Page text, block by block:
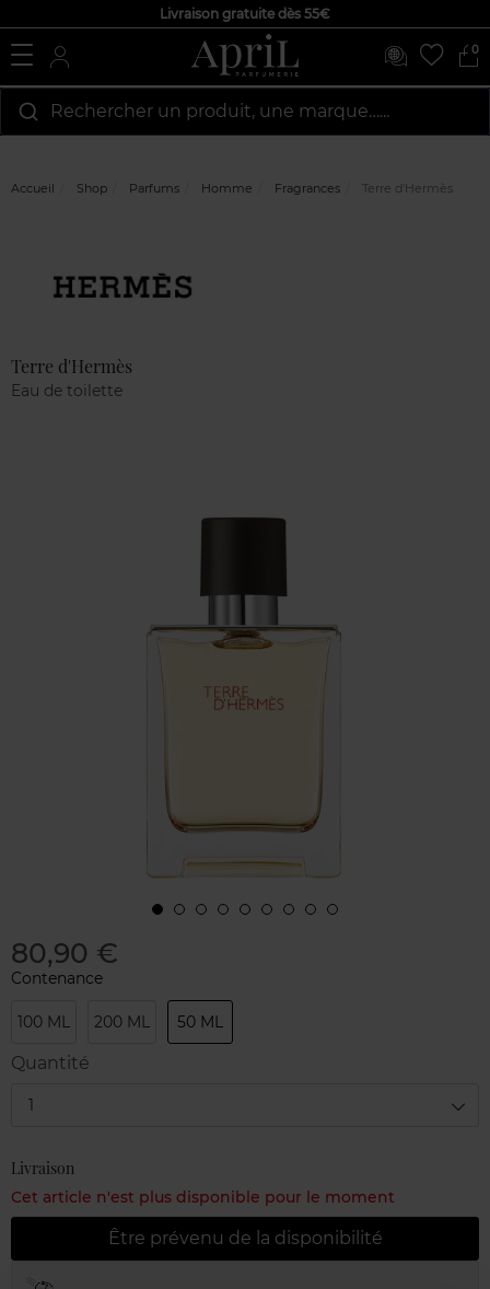
Livraison gratuite dès 55€
0
Rechercher un produit, une marque…...
Accueil Shop Parfums Homme Fragrances Terre d'Hermès
Terre d'Hermès
Eau de toilette
80,90 €
Contenance
100 ML 200 ML 50 ML
Quantité
1
Livraison
Cet article n'est plus disponible pour le moment
Être prévenu de la disponibilité